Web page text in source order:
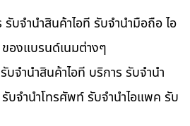
บจำนำสินค้าไอที รับจำนำมือถือ ไอ
องแบรนด์เนมต่างๆ
จำนำสินค้าไอที บริการ รับจำนำ
บจำนำโทรศัพท์ รับจำนำไอแพค รับ